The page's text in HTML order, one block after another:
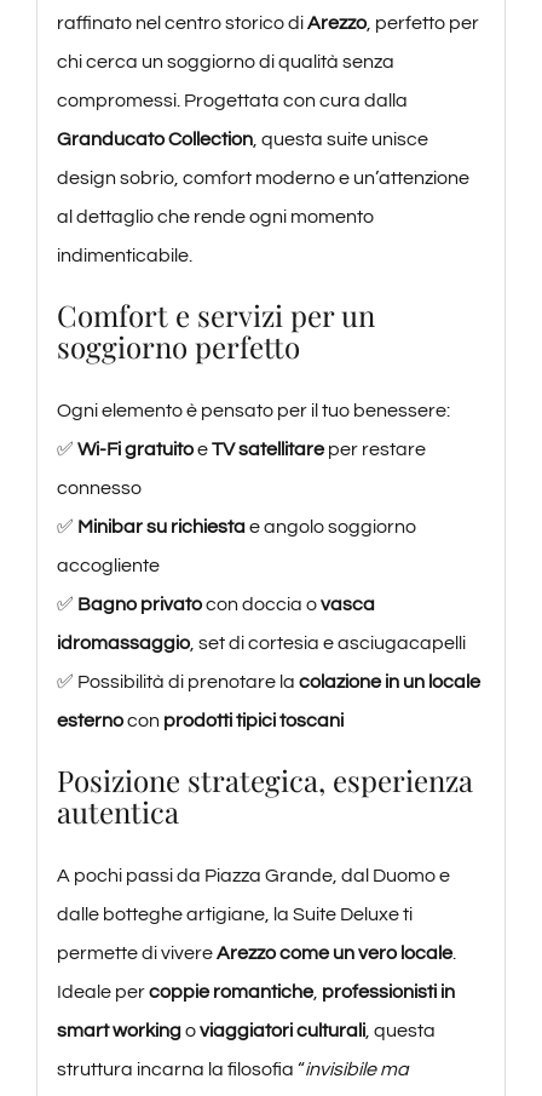
raffinato nel centro storico diArezzo, perfetto per
chi cerca un soggiorno di qualità senza
compromessi. Progettata con cura dalla
Granducato Collection, questa suite unisce
design sobrio, comfort moderno e un’attenzione
al dettaglio che rende ogni momento
indimenticabile.
Comfort e servizi per un
soggiorno perfetto
Ogni elemento è pensato per il tuo benessere:
✅ Wi-Fi gratuitoeTV satellitareper restare
connesso
✅ Minibar su richiestae angolo soggiorno
accogliente
✅ Bagno privatocon doccia ovasca
idromassaggio, set di cortesia e asciugacapelli
✅ Possibilità di prenotare la colazione in un locale
esternocon prodotti tipici toscani
Posizione strategica, esperienza
autentica
A pochi passi da Piazza Grande, dal Duomo e
dalle botteghe artigiane, la Suite Deluxe ti
permette di vivereArezzo come un vero locale.
Ideale percoppie romantiche, professionisti in
smart workingoviaggiatori culturali, questa
struttura incarna la filosofia “invisibile ma